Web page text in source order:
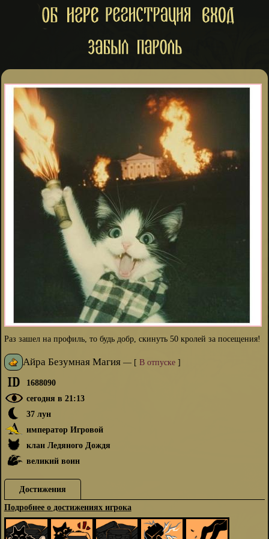
Раз зашел на профиль, то будь добр, скинуть 50 кролей за посещения!
Айра Безумная Магия— [ В отпуске]
1688090
сегодня в 21:13
37 лун
император Игровой
клан Ледяного Дождя
великий воин
Достижения
Подробнее о достижениях игрока